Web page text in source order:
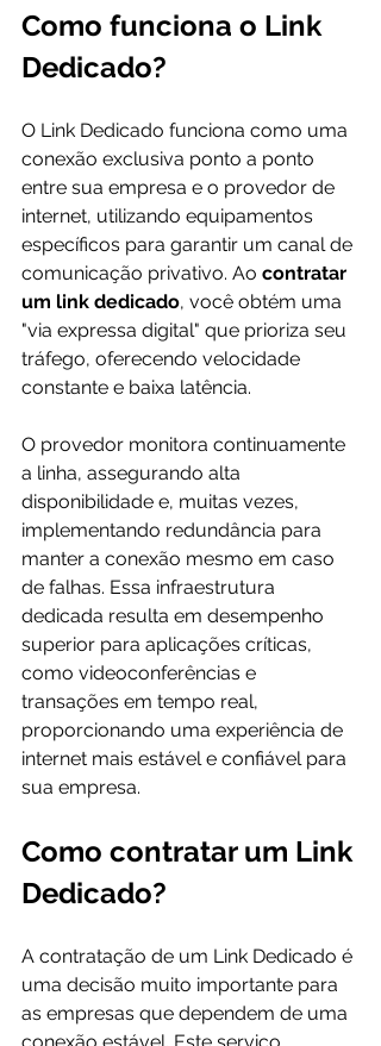
Como funciona o Link
Dedicado?
O Link Dedicado funciona como uma
conexão exclusiva ponto a ponto
entre sua empresa e o provedor de
internet, utilizando equipamentos
específicos para garantir um canal de
comunicação privativo. Ao contratar
um link dedicado, você obtém uma
"via expressa digital" que prioriza seu
tráfego, oferecendo velocidade
constante e baixa latência.
O provedor monitora continuamente
a linha, assegurando alta
disponibilidade e, muitas vezes,
implementando redundância para
manter a conexão mesmo em caso
de falhas. Essa infraestrutura
dedicada resulta em desempenho
superior para aplicações críticas,
como videoconferências e
transações em tempo real,
proporcionando uma experiência de
internet mais estável e confiável para
sua empresa.
Como contratar um Link
Dedicado?
A contratação de um Link Dedicado é
uma decisão muito importante para
as empresas que dependem de uma